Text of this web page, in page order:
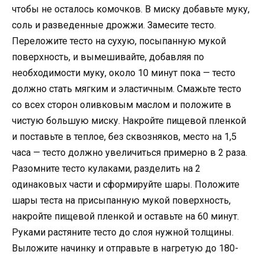
чтобы не осталось комочков. В миску добавьте муку,
соль и разведенные дрожжи. Замесите тесто.
Переложите тесто на сухую, посыпанную мукой
поверхность, и вымешивайте, добавляя по
необходимости муку, около 10 минут пока — тесто
должно стать мягким и эластичным. Смажьте тесто
со всех сторон оливковым маслом и положите в
чистую большую миску. Накройте пищевой пленкой
и поставьте в теплое, без сквозняков, место на 1,5
часа — тесто должно увеличиться примерно в 2 раза.
Разомните тесто кулаками, разделить на 2
одинаковых части и сформируйте шары. Положите
шары теста на присыпанную мукой поверхность,
накройте пищевой пленкой и оставьте на 60 минут.
Руками растяните тесто до слоя нужной толщины.
Выложите начинку и отправьте в нагретую до 180-